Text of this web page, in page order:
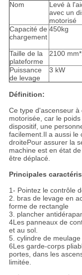
Nom
Levé à
avec un
motorisé
Capacité de
chargement
450kg
Taille de la
plateforme
2100
Puissance
de levage
3 kW
Définition:
Ce type d'ascenseur
motorisée, car le
dispositif, une
facilement.Il a aussi le
droitePour assurer la
machine est en état
être déplacé.
Principales
1- Pointez le contrôle
2. bras de levage en
forme de rectangle
3. plancher
4Les panneaux de
et au sol.
5. cylindre de
6Les garde-corps
portes, dans les
limitée.